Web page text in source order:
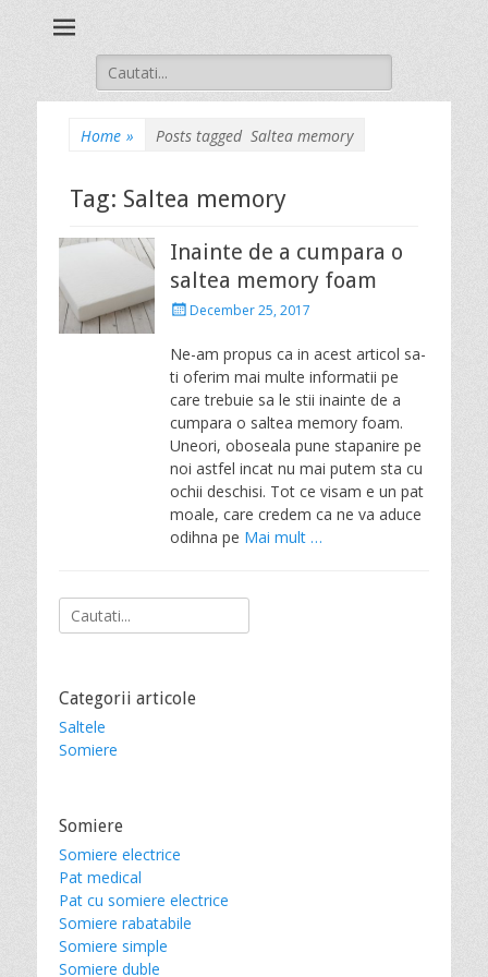
Search
for:
Home » Posts tagged Saltea memory
Tag: Saltea memory
Inainte de a cumpara o
saltea memory foam
P
s
t
e
d
o
n
December 25, 2017
Ne-am propus ca in acest articol sa-
ti oferim mai multe informatii pe
care trebuie sa le stii inainte de a
cumpara o saltea memory foam.
Uneori, oboseala pune stapanire pe
noi astfel incat nu mai putem sta cu
ochii deschisi. Tot ce visam e un pat
moale, care credem ca ne va aduce
odihna pe Mai mult …
Search
for:
Categorii articole
Saltele
Somiere
Somiere
Somiere electrice
Pat medical
Pat cu somiere electrice
Somiere rabatabile
Somiere simple
Somiere duble